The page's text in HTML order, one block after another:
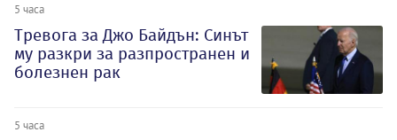
5 часа
Тревога за Джо Байдън: Синът
му разкри за разпространен и
болезнен рак
5 часа